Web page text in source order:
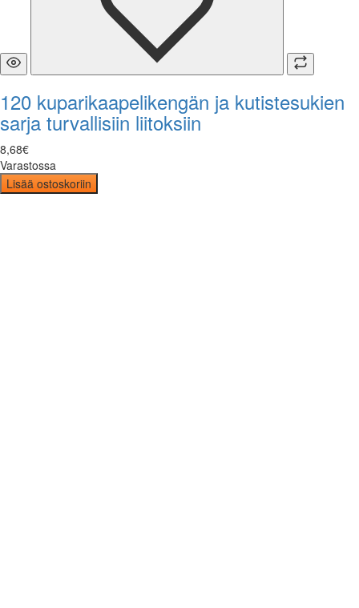
120 kuparikaapelikengän ja kutistesukien
sarja turvallisiin liitoksiin
8,68€
Varastossa
Lisää ostoskoriin